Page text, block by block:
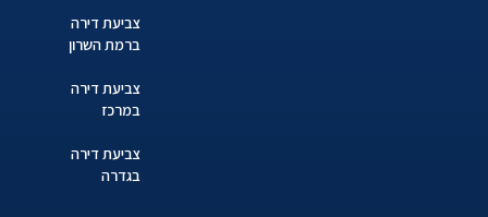
צביעת דירה
ברמת השרון
צביעת דירה
במרכז
צביעת דירה
בגדרה